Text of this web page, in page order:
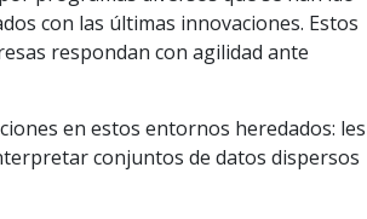
con las últimas innovaciones. Estos
respondan con agilidad ante
en estos entornos heredados: les
conjuntos de datos dispersos